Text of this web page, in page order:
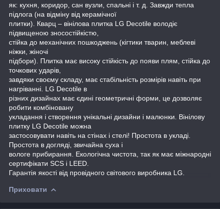
як: кухня, коридор, сан вузли, спальні і т. д. Завжди тепла
підлога (на відміну від керамічної
плитки). Кварц – вінілова плитка LG Decotile володіє
підвищеною зносостійкістю,
стійка до механічних пошкоджень (кігтики тварин, меблеві
ніжки, жіночі
підбори). Плитка має високу стійкість до появи плям, стійка до
точкових ударів,
завдяки своєму складу, має стабільність розмірів навіть при
нагріванні. LG Decotile в
різних дизайнах має єдині геометричні форми, це дозволяє
робити комбіновану
укладання і створення унікальні дизайни і малюнки. Вінілову
плитку LG Decotile можна
застосовувати навіть на стінах і стелі! Простота в укладі.
Простота в догляді, звичайна суха і
вологе прибирання. Екологічна чистота, так як має міжнародні
сертифікати SCS і LEED.
Гарантія якості від провідного світового виробника LG.
Приховати